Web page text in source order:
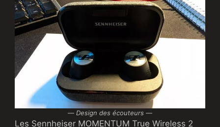
— Design des écouteurs —
Les Sennheiser MOMENTUM True Wireless 2